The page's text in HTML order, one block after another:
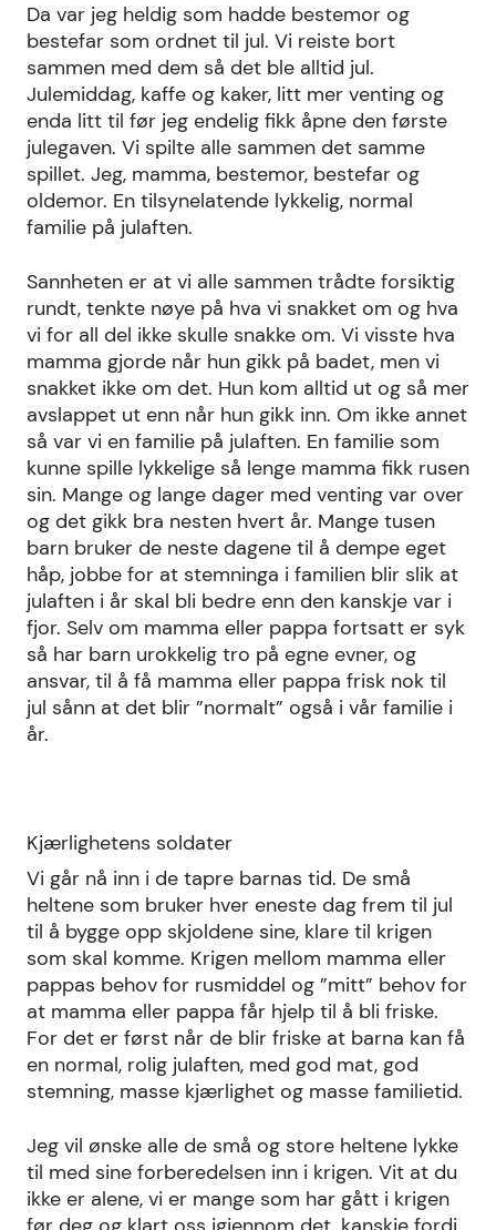
Da var jeg heldig som hadde bestemor og
bestefar som ordnet til jul. Vi reiste bort
sammen med dem så det ble alltid jul.
Julemiddag, kaffe og kaker, litt mer venting og
enda litt til før jeg endelig fikk åpne den første
julegaven. Vi spilte alle sammen det samme
spillet. Jeg, mamma, bestemor, bestefar og
oldemor. En tilsynelatende lykkelig, normal
familie på julaften.
Sannheten er at vi alle sammen trådte forsiktig
rundt, tenkte nøye på hva vi snakket om og hva
vi for all del ikke skulle snakke om. Vi visste hva
mamma gjorde når hun gikk på badet, men vi
snakket ikke om det. Hun kom alltid ut og så mer
avslappet ut enn når hun gikk inn. Om ikke annet
så var vi en familie på julaften. En familie som
kunne spille lykkelige så lenge mamma fikk rusen
sin. Mange og lange dager med venting var over
og det gikk bra nesten hvert år. Mange tusen
barn bruker de neste dagene til å dempe eget
håp, jobbe for at stemninga i familien blir slik at
julaften i år skal bli bedre enn den kanskje var i
fjor. Selv om mamma eller pappa fortsatt er syk
så har barn urokkelig tro på egne evner, og
ansvar, til å få mamma eller pappa frisk nok til
jul sånn at det blir ”normalt” også i vår familie i
år.
Kjærlighetens soldater
Vi går nå inn i de tapre barnas tid. De små
heltene som bruker hver eneste dag frem til jul
til å bygge opp skjoldene sine, klare til krigen
som skal komme. Krigen mellom mamma eller
pappas behov for rusmiddel og ”mitt” behov for
at mamma eller pappa får hjelp til å bli friske.
For det er først når de blir friske at barna kan få
en normal, rolig julaften, med god mat, god
stemning, masse kjærlighet og masse familietid.
Jeg vil ønske alle de små og store heltene lykke
til med sine forberedelsen inn i krigen. Vit at du
ikke er alene, vi er mange som har gått i krigen